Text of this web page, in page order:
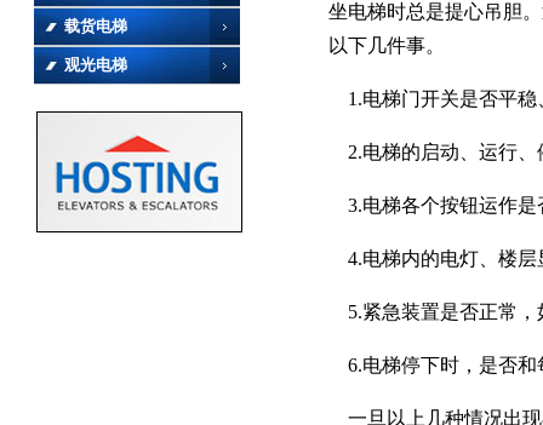
载货电梯
观光电梯
坐电梯时总是提心吊胆
以下几件事。
1.电梯门开关是否平稳
2.电梯的启动、运行、
3.电梯各个按钮运作是
4.电梯内的电灯、楼层
5.紧急装置是否正常，
6.电梯停下时，是否和
一旦以上几种情况出现